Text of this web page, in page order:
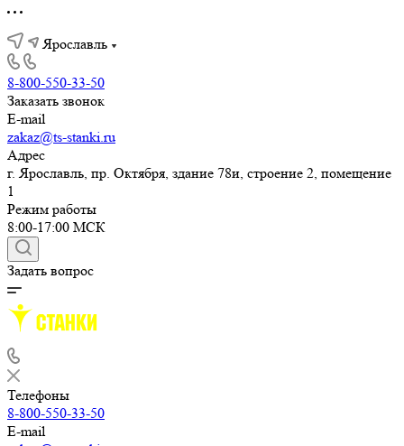
Ярославль
8-800-550-33-50
Заказать звонок
E-mail
zakaz@ts-stanki.ru
Адрес
г. Ярославль, пр. Октября, здание 78и, строение 2, помещение
1
Режим работы
8:00-17:00 МСК
Задать вопрос
Телефоны
8-800-550-33-50
E-mail